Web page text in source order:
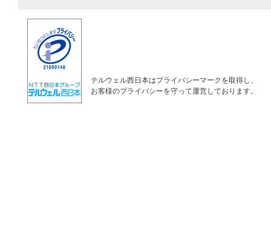
テルウェル西日本はプライバシーマークを取得し、
お客様のプライバシーを守って運営しております。